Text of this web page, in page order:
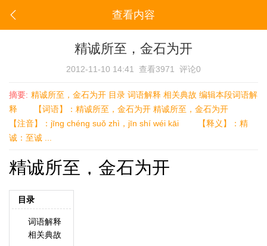
查看内容
精诚所至，金石为开
2012-11-10 14:41 查看3971 评论0
摘要: 精诚所至，金石为开 目录 词语解释 相关典故 编辑本段词语解
释 【词语】：精诚所至，金石为开 精诚所至，金石为开
【注音】：jīng chéng suǒ zhì，jīn shí wéi kāi 【释义】：精
诚：至诚 ...
精诚所至，金石为开
目录
词语解释
相关典故